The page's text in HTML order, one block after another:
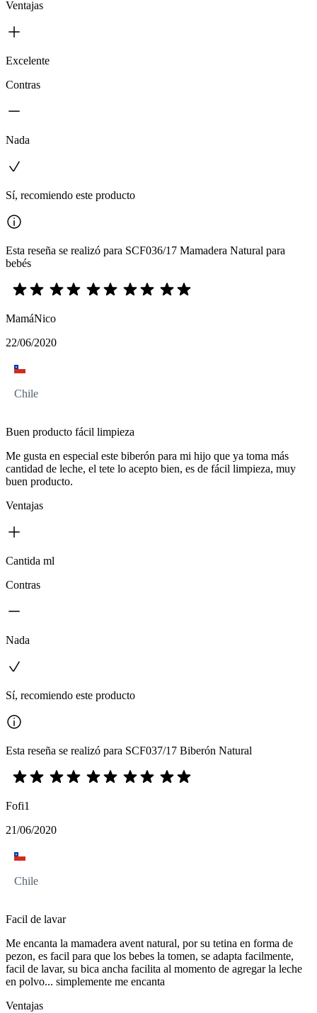
Ventajas
Excelente
Contras
Nada
Sí, recomiendo este producto
Esta reseña se realizó para SCF036/17 Mamadera Natural para
bebés
MamáNico
22/06/2020
Chile
Buen producto fácil limpieza
Me gusta en especial este biberón para mi hijo que ya toma más
cantidad de leche, el tete lo acepto bien, es de fácil limpieza, muy
buen producto.
Ventajas
Cantida ml
Contras
Nada
Sí, recomiendo este producto
Esta reseña se realizó para SCF037/17 Biberón Natural
Fofi1
21/06/2020
Chile
Facil de lavar
Me encanta la mamadera avent natural, por su tetina en forma de
pezon, es facil para que los bebes la tomen, se adapta facilmente,
facil de lavar, su bica ancha facilita al momento de agregar la leche
en polvo... simplemente me encanta
Ventajas